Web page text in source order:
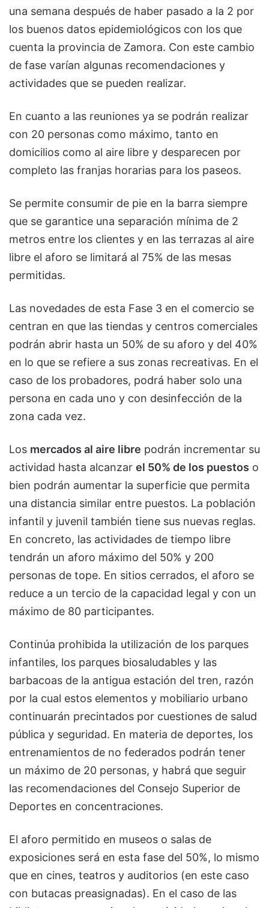
una semana después de haber pasado a la 2 por
los buenos datos epidemiológicos con los que
cuenta la provincia de Zamora. Con este cambio
de fase varían algunas recomendaciones y
actividades que se pueden realizar.
En cuanto a las reuniones ya se podrán realizar
con 20 personas como máximo, tanto en
domicilios como al aire libre y desparecen por
completo las franjas horarias para los paseos.
Se permite consumir de pie en la barra siempre
que se garantice una separación mínima de 2
metros entre los clientes y en las terrazas al aire
libre el aforo se limitará al 75% de las mesas
permitidas.
Las novedades de esta Fase 3 en el comercio se
centran en que las tiendas y centros comerciales
podrán abrir hasta un 50% de su aforo y del 40%
en lo que se refiere a sus zonas recreativas. En el
caso de los probadores, podrá haber solo una
persona en cada uno y con desinfección de la
zona cada vez.
Los mercados al aire libre podrán incrementar su
actividad hasta alcanzar el 50% de los puestos o
bien podrán aumentar la superficie que permita
una distancia similar entre puestos. La población
infantil y juvenil también tiene sus nuevas reglas.
En concreto, las actividades de tiempo libre
tendrán un aforo máximo del 50% y 200
personas de tope. En sitios cerrados, el aforo se
reduce a un tercio de la capacidad legal y con un
máximo de 80 participantes.
Continúa prohibida la utilización de los parques
infantiles, los parques biosaludables y las
barbacoas de la antigua estación del tren, razón
por la cual estos elementos y mobiliario urbano
continuarán precintados por cuestiones de salud
pública y seguridad. En materia de deportes, los
entrenamientos de no federados podrán tener
un máximo de 20 personas, y habrá que seguir
las recomendaciones del Consejo Superior de
Deportes en concentraciones.
El aforo permitido en museos o salas de
exposiciones será en esta fase del 50%, lo mismo
que en cines, teatros y auditorios (en este caso
con butacas preasignadas). En el caso de las